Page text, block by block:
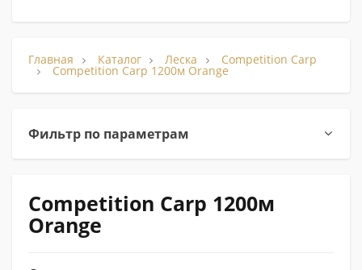
Главная Каталог Леска Competition Carp
Competition Carp 1200м Orange
Фильтр по параметрам
Competition Carp 1200м
Orange